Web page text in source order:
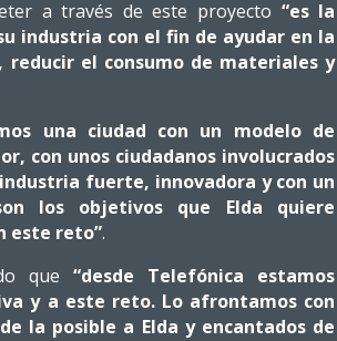
a través de este proyecto “es la
industria con el fin de ayudar en la
reducir el consumo de materiales y
una ciudad con un modelo de
con unos ciudadanos involucrados
fuerte, innovadora y con un
los objetivos que Elda quiere
este reto”.
que “desde Telefónica estamos
y a este reto. Lo afrontamos con
la posible a Elda y encantados de